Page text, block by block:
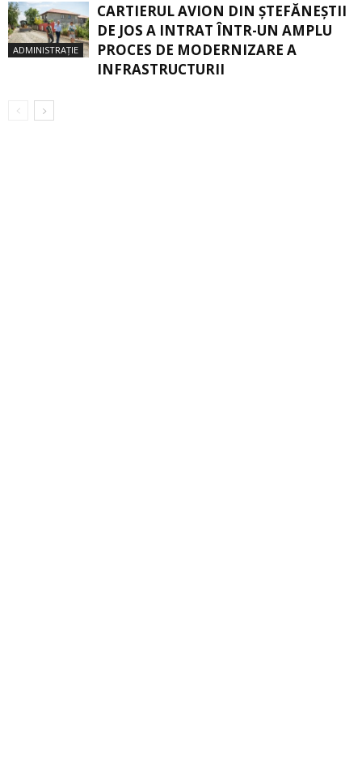
ADMINISTRAȚIE
CARTIERUL AVION DIN ŞTEFĂNEŞTII
DE JOS A INTRAT ÎNTR-UN AMPLU
PROCES DE MODERNIZARE A
INFRASTRUCTURII